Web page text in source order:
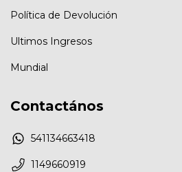
Política de Devolución
Ultimos Ingresos
Mundial
Contactános
541134663418
1149660919